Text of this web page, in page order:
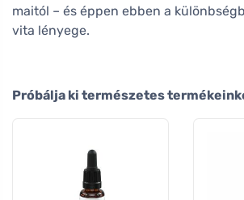
maitól – és éppen ebben a
vita lényege.
Próbálja ki természetes